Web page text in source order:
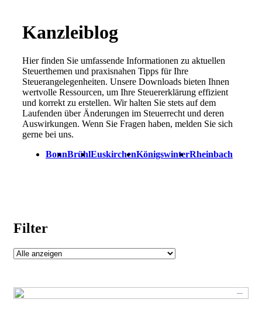
Kanzleiblog
Hier finden Sie umfassende Informationen zu aktuellen
Steuerthemen und praxisnahen Tipps für Ihre
Steuerangelegenheiten. Unsere Downloads bieten Ihnen
wertvolle Ressourcen, um Ihre Steuererklärung effizient
und korrekt zu erstellen. Wir halten Sie stets auf dem
Laufenden über Änderungen im Steuerrecht und deren
Auswirkungen. Wenn Sie Fragen haben, melden Sie sich
gerne bei uns.
BonnBrühlEuskirchenKönigswinterRheinbach
Filter